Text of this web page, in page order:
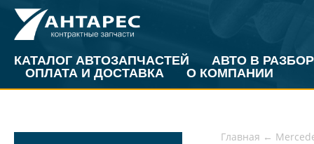
КАТАЛОГ АВТОЗАПЧАСТЕЙ
АВТО В РАЗБОР
ОПЛАТА И ДОСТАВКА
О КОМПАНИИ
Главная ←